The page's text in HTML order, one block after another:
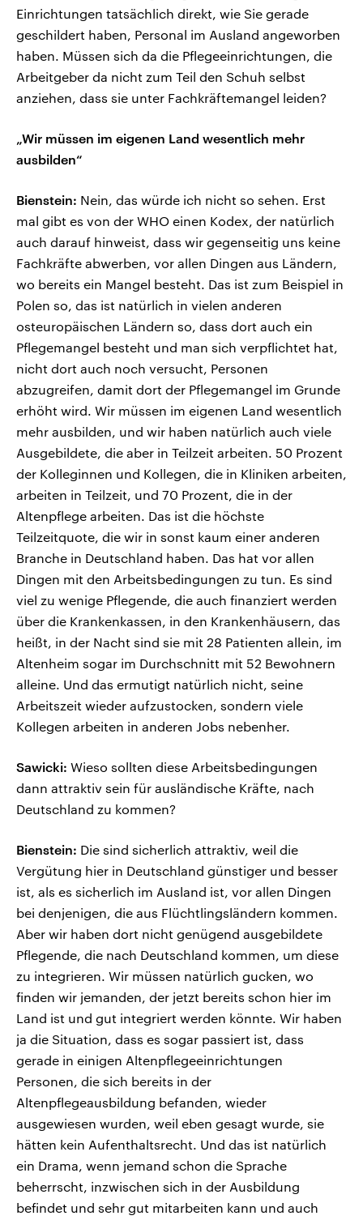
Einrichtungen tatsächlich direkt, wie Sie gerade
geschildert haben, Personal im Ausland angeworben
haben. Müssen sich da die Pflegeeinrichtungen, die
Arbeitgeber da nicht zum Teil den Schuh selbst
anziehen, dass sie unter Fachkräftemangel leiden?
„Wir müssen im eigenen Land wesentlich mehr
ausbilden“
Bienstein: Nein, das würde ich nicht so sehen. Erst
mal gibt es von der WHO einen Kodex, der natürlich
auch darauf hinweist, dass wir gegenseitig uns keine
Fachkräfte abwerben, vor allen Dingen aus Ländern,
wo bereits ein Mangel besteht. Das ist zum Beispiel in
Polen so, das ist natürlich in vielen anderen
osteuropäischen Ländern so, dass dort auch ein
Pflegemangel besteht und man sich verpflichtet hat,
nicht dort auch noch versucht, Personen
abzugreifen, damit dort der Pflegemangel im Grunde
erhöht wird. Wir müssen im eigenen Land wesentlich
mehr ausbilden, und wir haben natürlich auch viele
Ausgebildete, die aber in Teilzeit arbeiten. 50 Prozent
der Kolleginnen und Kollegen, die in Kliniken arbeiten,
arbeiten in Teilzeit, und 70 Prozent, die in der
Altenpflege arbeiten. Das ist die höchste
Teilzeitquote, die wir in sonst kaum einer anderen
Branche in Deutschland haben. Das hat vor allen
Dingen mit den Arbeitsbedingungen zu tun. Es sind
viel zu wenige Pflegende, die auch finanziert werden
über die Krankenkassen, in den Krankenhäusern, das
heißt, in der Nacht sind sie mit 28 Patienten allein, im
Altenheim sogar im Durchschnitt mit 52 Bewohnern
alleine. Und das ermutigt natürlich nicht, seine
Arbeitszeit wieder aufzustocken, sondern viele
Kollegen arbeiten in anderen Jobs nebenher.
Sawicki: Wieso sollten diese Arbeitsbedingungen
dann attraktiv sein für ausländische Kräfte, nach
Deutschland zu kommen?
Bienstein: Die sind sicherlich attraktiv, weil die
Vergütung hier in Deutschland günstiger und besser
ist, als es sicherlich im Ausland ist, vor allen Dingen
bei denjenigen, die aus Flüchtlingsländern kommen.
Aber wir haben dort nicht genügend ausgebildete
Pflegende, die nach Deutschland kommen, um diese
zu integrieren. Wir müssen natürlich gucken, wo
finden wir jemanden, der jetzt bereits schon hier im
Land ist und gut integriert werden könnte. Wir haben
ja die Situation, dass es sogar passiert ist, dass
gerade in einigen Altenpflegeeinrichtungen
Personen, die sich bereits in der
Altenpflegeausbildung befanden, wieder
ausgewiesen wurden, weil eben gesagt wurde, sie
hätten kein Aufenthaltsrecht. Und das ist natürlich
ein Drama, wenn jemand schon die Sprache
beherrscht, inzwischen sich in der Ausbildung
befindet und sehr gut mitarbeiten kann und auch